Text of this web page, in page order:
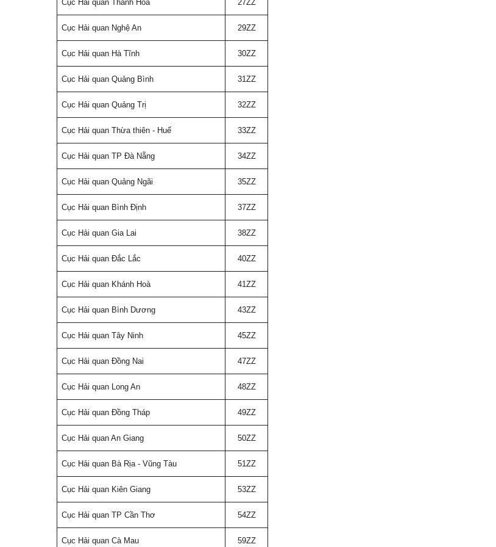
Cục Hải quan Thanh Hoá 27ZZ
Cục Hải quan Nghệ An 29ZZ
Cục Hải quan Hà Tĩnh 30ZZ
Cục Hải quan Quảng Bình 31ZZ
Cục Hải quan Quảng Trị 32ZZ
Cục Hải quan Thừa thiên - Huế 33ZZ
Cục Hải quan TP Đà Nẵng 34ZZ
Cục Hải quan Quảng Ngãi 35ZZ
Cục Hải quan Bình Định 37ZZ
Cục Hải quan Gia Lai 38ZZ
Cục Hải quan Đắc Lắc 40ZZ
Cục Hải quan Khánh Hoà 41ZZ
Cục Hải quan Bình Dương 43ZZ
Cục Hải quan Tây Ninh 45ZZ
Cục Hải quan Đồng Nai 47ZZ
Cục Hải quan Long An 48ZZ
Cục Hải quan Đồng Tháp 49ZZ
Cục Hải quan An Giang 50ZZ
Cục Hải quan Bà Rịa - Vũng Tàu 51ZZ
Cục Hải quan Kiên Giang 53ZZ
Cục Hải quan TP Cần Thơ 54ZZ
Cục Hải quan Cà Mau 59ZZ